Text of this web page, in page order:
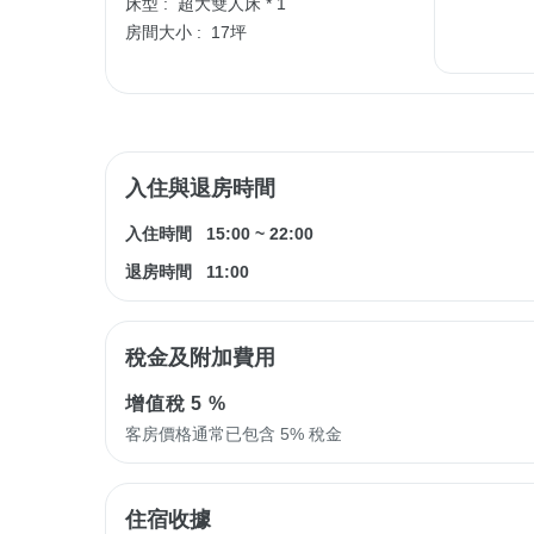
房間大小 :
17坪
入住與退房時間
入住時間 15:00 ~ 22:00
退房時間
11:00
稅金及附加費用
增值稅5 %
客房價格通常已包含 5% 稅金
住宿收據